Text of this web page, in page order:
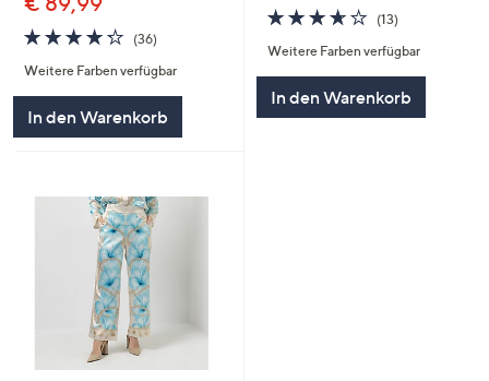
4.2
von
5
(36)36
Weitere Farben verfügbar
In den Warenkorb
3.6
von
5
(13)13
Weitere Farben verfügbar
In den Warenkorb